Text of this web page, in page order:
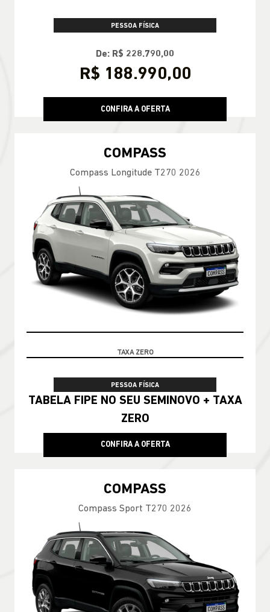
PESSOA FÍSICA
De: R$ 228.790,00
R$ 188.990,00
CONFIRA A OFERTA
COMPASS
Compass Longitude T270 2026
PESSOA FÍSICA
TABELA FIPE NO SEU SEMINOVO + TAXA
ZERO
CONFIRA A OFERTA
COMPASS
Compass Sport T270 2026